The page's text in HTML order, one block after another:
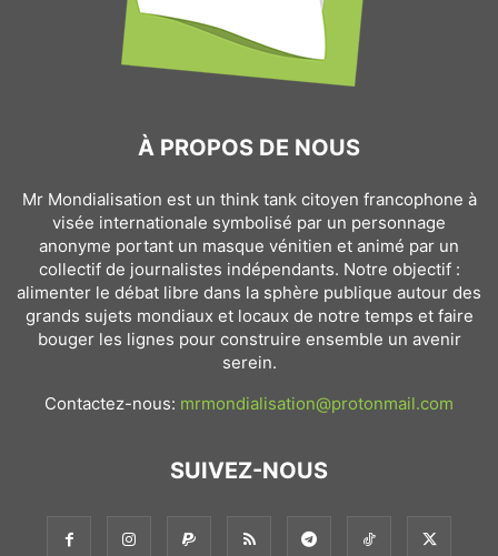
À PROPOS DE NOUS
Mr Mondialisation est un think tank citoyen francophone à
visée internationale symbolisé par un personnage
anonyme portant un masque vénitien et animé par un
collectif de journalistes indépendants. Notre objectif :
alimenter le débat libre dans la sphère publique autour des
grands sujets mondiaux et locaux de notre temps et faire
bouger les lignes pour construire ensemble un avenir
serein.
Contactez-nous: mrmondialisation@protonmail.com
SUIVEZ-NOUS